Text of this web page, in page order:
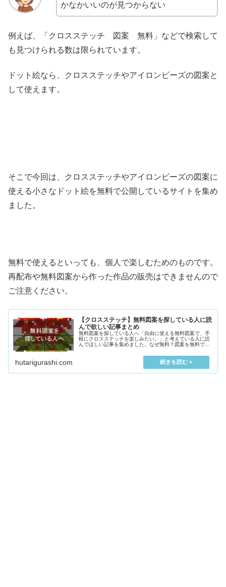
かなかいいのが見つからない
例えば、「クロスステッチ 図案 無料」などで検索して
も見つけられる数は限られています。
ドット絵なら、クロスステッチやアイロンビーズの図案と
して使えます。
そこで今回は、クロスステッチやアイロンビーズの図案に
使える小さなドット絵を無料で公開しているサイトを集め
ました。
無料で使えるといっても、個人で楽しむためのものです。
再配布や無料図案から作った作品の販売はできませんので
ご注意ください。
【クロスステッチ】無料図案を探している人に読
んで欲しい記事まとめ
無料図案を探している人へ「自由に使える無料図案で、手
軽にクロスステッチを楽しみたい。」と考えている人に読
んでほしい記事を集めました。なぜ無料？図案を無料で公
hutarigurashi.com